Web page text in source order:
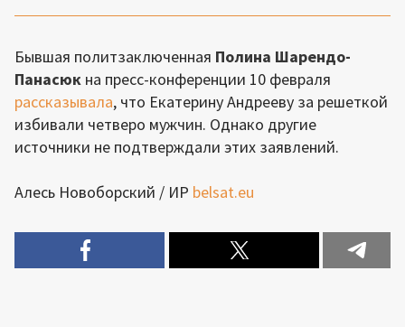
Бывшая политзаключенная Полина Шарендо-
Панасюк на пресс-конференции 10 февраля
рассказывала, что Екатерину Андрееву за решеткой
избивали четверо мужчин. Однако другие
источники не подтверждали этих заявлений.
Алесь Новоборский / ИР belsat.eu